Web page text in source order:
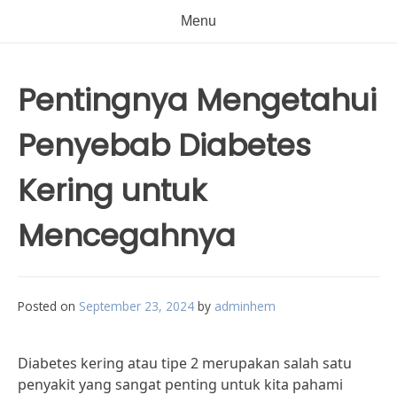
Menu
Pentingnya Mengetahui
Penyebab Diabetes
Kering untuk
Mencegahnya
Posted on September 23, 2024 by adminhem
Diabetes kering atau tipe 2 merupakan salah satu
penyakit yang sangat penting untuk kita pahami